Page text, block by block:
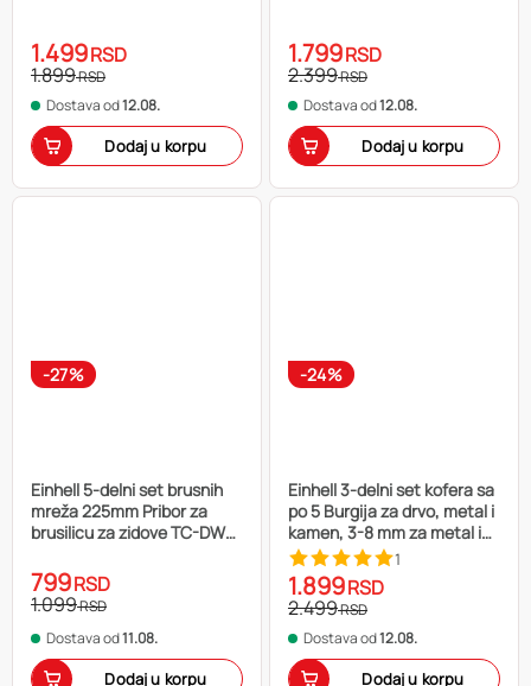
1.499RSD
1.899RSD
Dostava od12.08.
Dodaj u korpu
1.799RSD
2.399RSD
Dostava od12.08.
Dodaj u korpu
-27%
Einhell 5-delni set brusnih
mreža 225mm Pribor za
brusilicu za zidove TC-DW
799RSD
1.099RSD
Dostava od11.08.
Dodaj u korpu
-24%
Einhell 3-delni set kofera sa
po 5 Burgija za drvo, metal i
kamen, 3-8 mm za metal i
4-10 mm za drvo i kamen
1
1.899RSD
2.499RSD
Dostava od12.08.
Dodaj u korpu